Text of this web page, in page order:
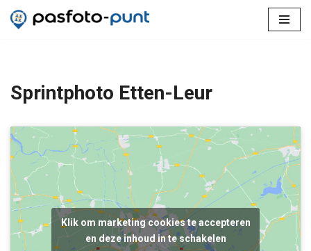
inhoud
Sprintphoto Etten-Leur
Klik om marketing cookies te accepteren
en deze inhoud in te schakelen